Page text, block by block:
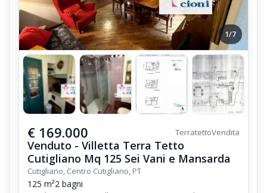
1/7
€ 169.000 TerratettoVendita
Venduto - Villetta Terra Tetto
Cutigliano Mq 125 Sei Vani e Mansarda
Cutigliano, Centro Cutigliano, PT
125 m²2 bagni